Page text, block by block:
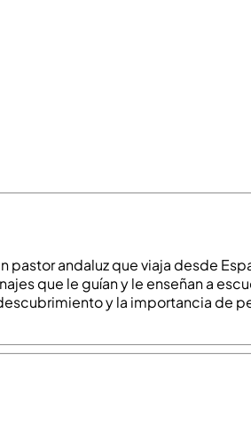
pastor andaluz que viaja desde
que le guían y le enseñan a
y la importancia de